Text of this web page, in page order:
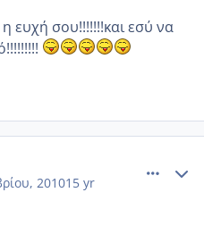
η ευχή σου!!!!!!!και εσύ να
201015 yr